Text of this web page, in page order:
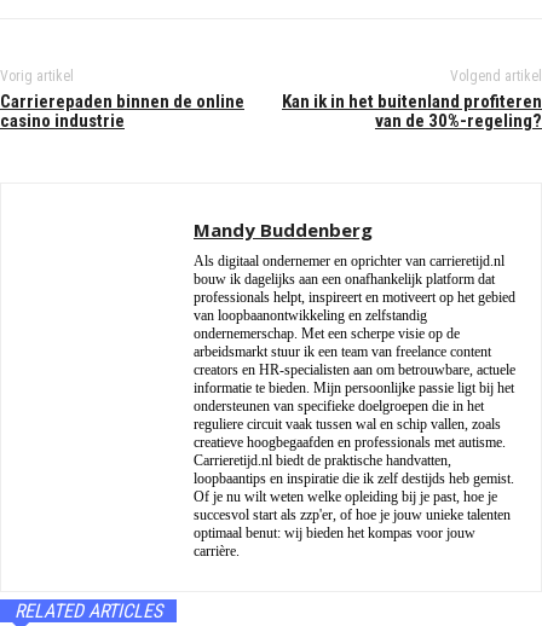
Vorig artikel
Carrierepaden binnen de online
casino industrie
Volgend artikel
Kan ik in het buitenland profiteren
van de 30%-regeling?
Mandy Buddenberg
Als digitaal ondernemer en oprichter van carrieretijd.nl
bouw ik dagelijks aan een onafhankelijk platform dat
professionals helpt, inspireert en motiveert op het gebied
van loopbaanontwikkeling en zelfstandig
ondernemerschap. Met een scherpe visie op de
arbeidsmarkt stuur ik een team van freelance content
creators en HR-specialisten aan om betrouwbare, actuele
informatie te bieden. Mijn persoonlijke passie ligt bij het
ondersteunen van specifieke doelgroepen die in het
reguliere circuit vaak tussen wal en schip vallen, zoals
creatieve hoogbegaafden en professionals met autisme.
Carrieretijd.nl biedt de praktische handvatten,
loopbaantips en inspiratie die ik zelf destijds heb gemist.
Of je nu wilt weten welke opleiding bij je past, hoe je
succesvol start als zzp'er, of hoe je jouw unieke talenten
optimaal benut: wij bieden het kompas voor jouw
carrière.
RELATED ARTICLES